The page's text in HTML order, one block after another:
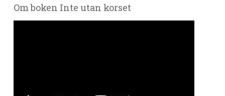
Om boken Inte utan korset